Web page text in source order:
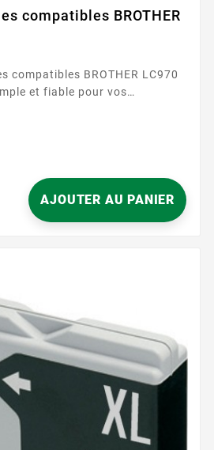
compatibles BROTHER
et fiable pour vos
Conçues pour les
la référence LC970 ,
une compatibilité précise et
d’un texte net, de couleurs
AJOUTER AU PANIER